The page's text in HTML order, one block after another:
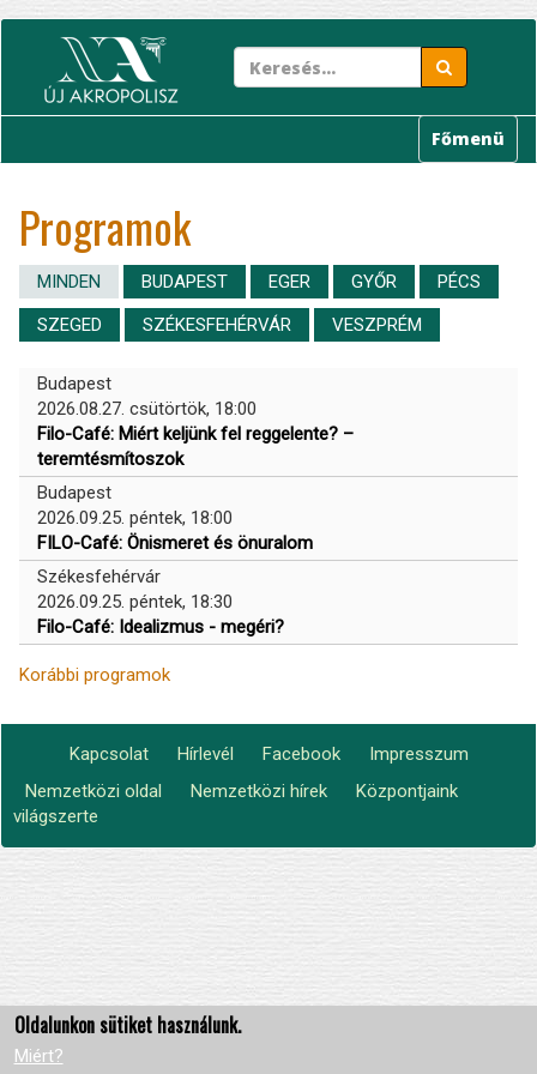
tartalomra
Főmenü
Programok
MINDEN BUDAPEST EGER GYŐR
PÉCS
SZEGED
SZÉKESFEHÉRVÁR VESZPRÉM
Budapest
2026.08.27. csütörtök, 18:00
Filo-Café: Miért keljünk fel reggelente? –
teremtésmítoszok
Budapest
2026.09.25. péntek, 18:00
FILO-Café: Önismeret és önuralom
Székesfehérvár
2026.09.25. péntek, 18:30
Filo-Café: Idealizmus - megéri?
Korábbi programok
Footer
menu
Kapcsolat Hírlevél Facebook Impresszum
Lábléc2
Nemzetközi oldal Nemzetközi hírek
Központjaink
világszerte
Oldalunkon sütiket használunk.
Miért?